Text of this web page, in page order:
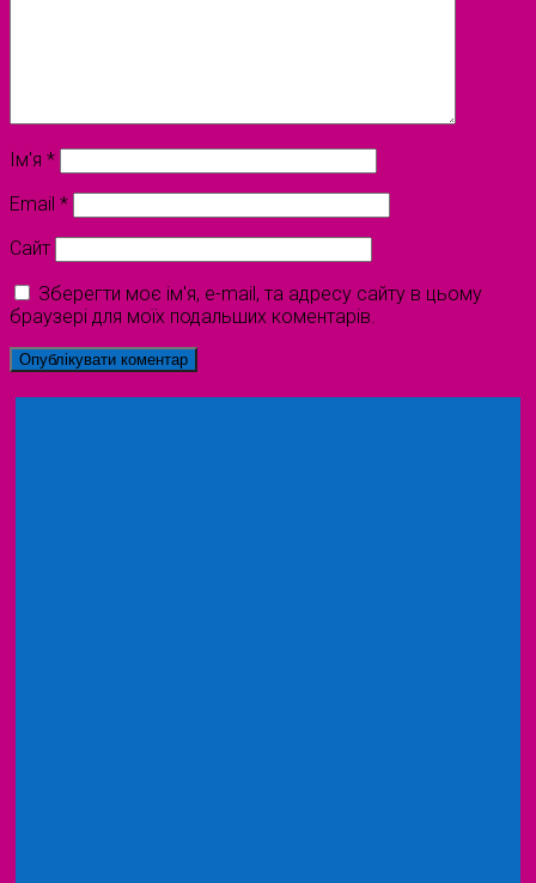
Ім'я *
Email *
Сайт
Зберегти моє ім'я, e-mail, та адресу сайту в цьому
браузері для моїх подальших коментарів.